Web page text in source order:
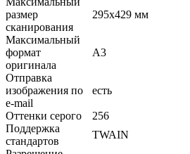
размер
сканирования
295x429 мм
Максимальный
формат
оригинала
A3
Отправка
изображения по
e-mail
есть
Оттенки серого
256
Поддержка
стандартов
TWAIN